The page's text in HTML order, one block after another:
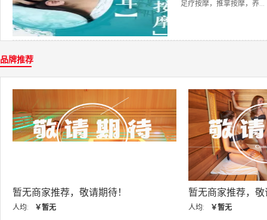
足疗按摩，推拿按摩，养...
品牌推荐
暂无商家推荐，敬请期待！ 暂无商